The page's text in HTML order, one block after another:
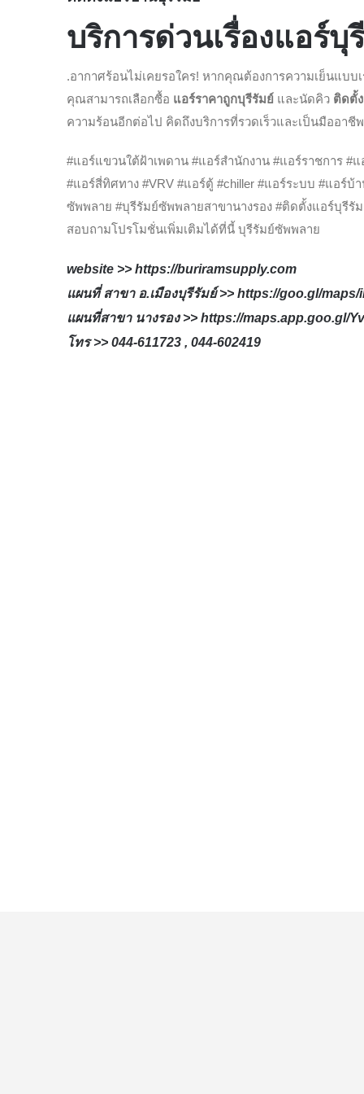
บริการด่วนเรื่องแอร์
.อากาศร้อนไม่เคยรอใคร! หากคุณต้องการความเย็นแบ
คุณสามารถเลือกซื้อ แอร์ราคาถูกบุรีรัมย์ และนัดคิว ติดตั้
ความร้อนอีกต่อไป คิดถึงบริการที่รวดเร็วและเป็นมืออาชี
#แอร์แขวนใต้ฝ้าเพดาน #แอร์สำนักงาน #แอร์ราชการ
#แอร์สี่ทิศทาง #VRV #แอร์ตู้ #chiller #แอร์ระบบ #แอร์
ซัพพลาย #บุรีรัมย์ซัพพลายสาขานางรอง #ติดตั้งแอร์บุรีรั
สอบถามโปรโมชั่นเพิ่มเติมได้ที่นี้ บุรีรัมย์ซัพพลาย
website >> https://buriramsupply.com
แผนที่ สาขา อ.เมืองบุรีรัมย์ >> https://goo.gl/maps/
แผนที่สาขา นางรอง >> https://maps.app.goo.gl/
โทร >> 044-611723 , 044-602419